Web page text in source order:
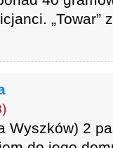
„Towar”
2